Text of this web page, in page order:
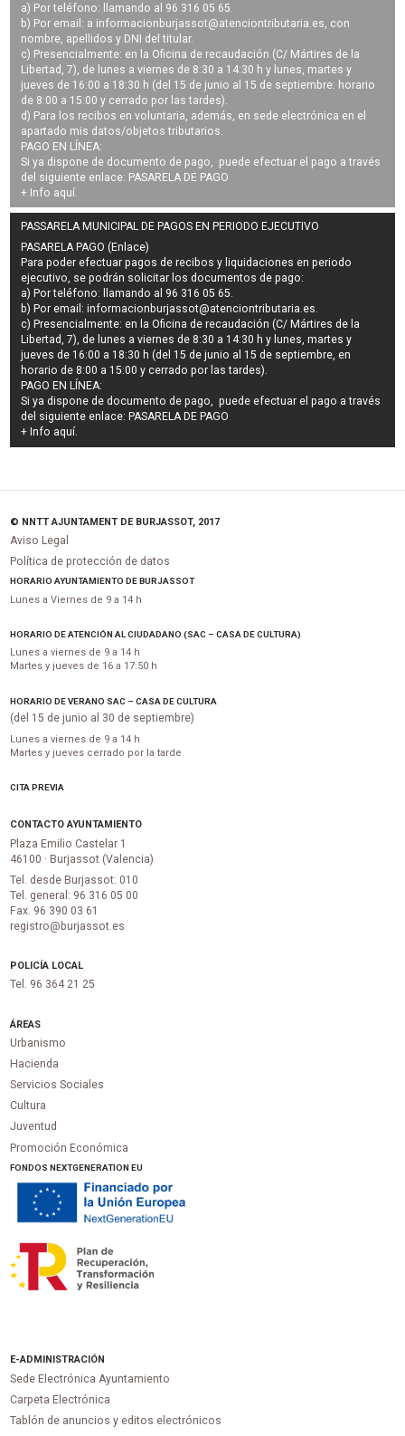
a) Por teléfono: llamando al 96 316 05 65.
b) Por email: a informacionburjassot@atenciontributaria.es, con
nombre, apellidos y DNI del titular.
c) Presencialmente: en la Oficina de recaudación (C/ Mártires de la
Libertad, 7), de lunes a viernes de 8:30 a 14:30 h y lunes, martes y
jueves de 16:00 a 18:30 h (del 15 de junio al 15 de septiembre: horario
de 8:00 a 15:00 y cerrado por las tardes).
d) Para los recibos en voluntaria, además, en sede electrónica en el
apartado mis datos/objetos tributarios.
PAGO EN LÍNEA:
Si ya dispone de documento de pago, puede efectuar el pago a través
del siguiente enlace: PASARELA DE PAGO
+ Info aquí.
PASSARELA MUNICIPAL DE PAGOS EN PERIODO EJECUTIVO
PASARELA PAGO (Enlace)
Para poder efectuar pagos derecibos y liquidaciones en periodo
ejecutivo, se podrán solicitar los documentos de pago:
a) Por teléfono: llamando al 96 316 05 65.
b) Por email:informacionburjassot@atenciontributaria.es.
c) Presencialmente: en la Oficina de recaudación (C/ Mártires de la
Libertad, 7), de lunes a viernes de 8:30 a 14:30 h y lunes, martes y
jueves de 16:00 a 18:30 h (del 15 de junio al 15 de septiembre, en
horario de 8:00 a 15:00 y cerrado por las tardes).
PAGO EN LÍNEA:
Si ya dispone de documento de pago, puede efectuar el pago a través
del siguiente enlace: PASARELA DE PAGO
+ Info aquí.
© NNTT AJUNTAMENT DE BURJASSOT, 2017
Aviso Legal
Política de protección de datos
HORARIO AYUNTAMIENTO DE BURJASSOT
Lunes a Viernes de 9 a 14 h
HORARIO DE ATENCIÓN AL CIUDADANO (SAC – CASA DE CULTURA)
Lunes a viernes de 9 a 14 h
Martes y jueves de 16 a 17:50 h
HORARIO DE VERANO SAC – CASA DE CULTURA
(del 15 de junio al 30 de septiembre)
Lunes a viernes de 9 a 14 h
Martes y jueves cerrado por la tarde
CITA PREVIA
CONTACTO AYUNTAMIENTO
Plaza Emilio Castelar 1
46100 · Burjassot (Valencia)
Tel. desde Burjassot: 010
Tel. general: 96 316 05 00
Fax. 96 390 03 61
registro@burjassot.es
POLICÍA LOCAL
Tel. 96 364 21 25
ÁREAS
Urbanismo
Hacienda
Servicios Sociales
Cultura
Juventud
Promoción Económica
FONDOS NEXTGENERATION EU
E-ADMINISTRACIÓN
Sede Electrónica Ayuntamiento
Carpeta Electrónica
Tablón de anuncios y editos electrónicos